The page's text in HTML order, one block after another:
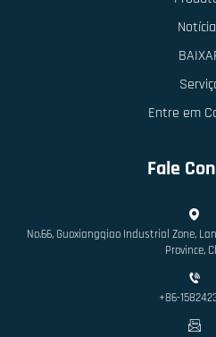
Entre em
Fale
No.66, Guoxiangqiao Industrial Zone,
Province,
+86-